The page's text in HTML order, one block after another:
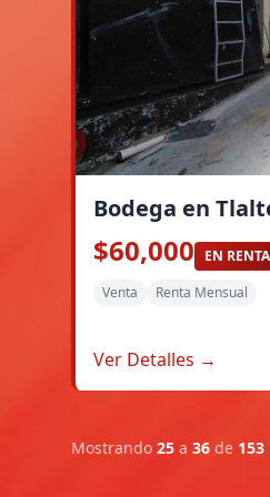
Bodega en
$60,000
EN RENTA
Venta
Renta Mensual
Ver Detalles →
Mostrando 25 a 36 de 153